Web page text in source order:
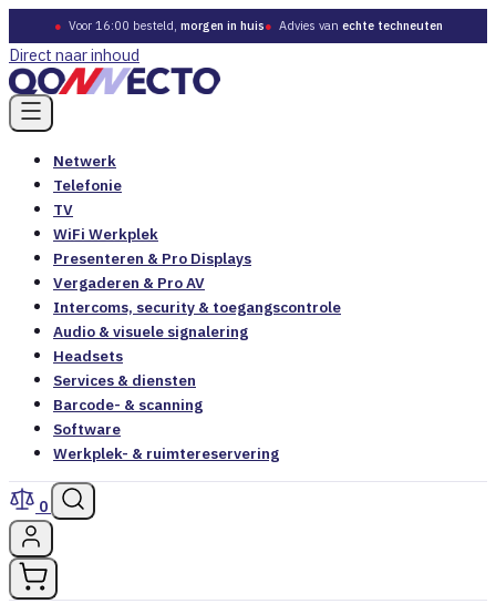
● Voor 16:00 besteld, morgen in huis● Advies van echte techneuten
Direct naar inhoud
Netwerk
Telefonie
TV
WiFi Werkplek
Presenteren & Pro Displays
Vergaderen & Pro AV
Intercoms, security & toegangscontrole
Audio & visuele signalering
Headsets
Services & diensten
Barcode- & scanning
Software
Werkplek- & ruimtereservering
0